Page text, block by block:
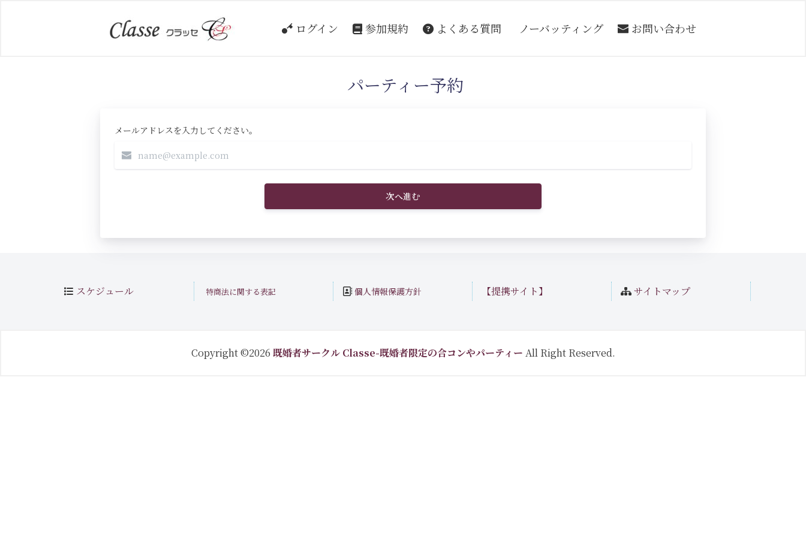
ログイン 参加規約 よくある質問 ノーバッティング お問い合わせ
パーティー予約
メールアドレスを入力してください。
次へ進む
スケジュール 特商法に関する表記 個人情報保護方針 【提携サイト】 サイトマップ
Copyright ©2026 既婚者サークル Classe-既婚者限定の合コンやパーティー All Right Reserved.